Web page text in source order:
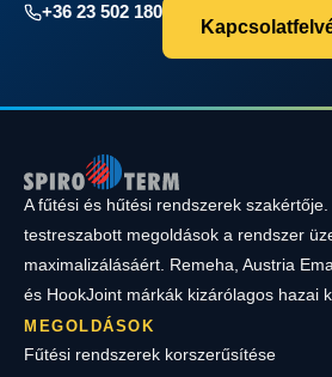
+36 23 502 180
A fűtési és hűtési rendszerek szakértője.
testreszabott megoldások a rendszer
maximalizálásáért. Remeha, Austria
és HookJoint márkák kizárólagos hazai
MEGOLDÁSOK
Fűtési rendszerek korszerűsítése